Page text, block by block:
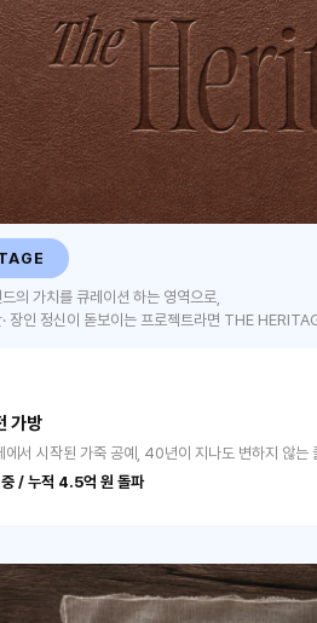
의 가치를 큐레이션 하는 영역으로,
장인 정신이 돋보이는 프로젝트라면 THE
가방
서 시작된 가죽 공예, 40년이 지나도 변하지 않는
/ 누적 4.5억 원 돌파